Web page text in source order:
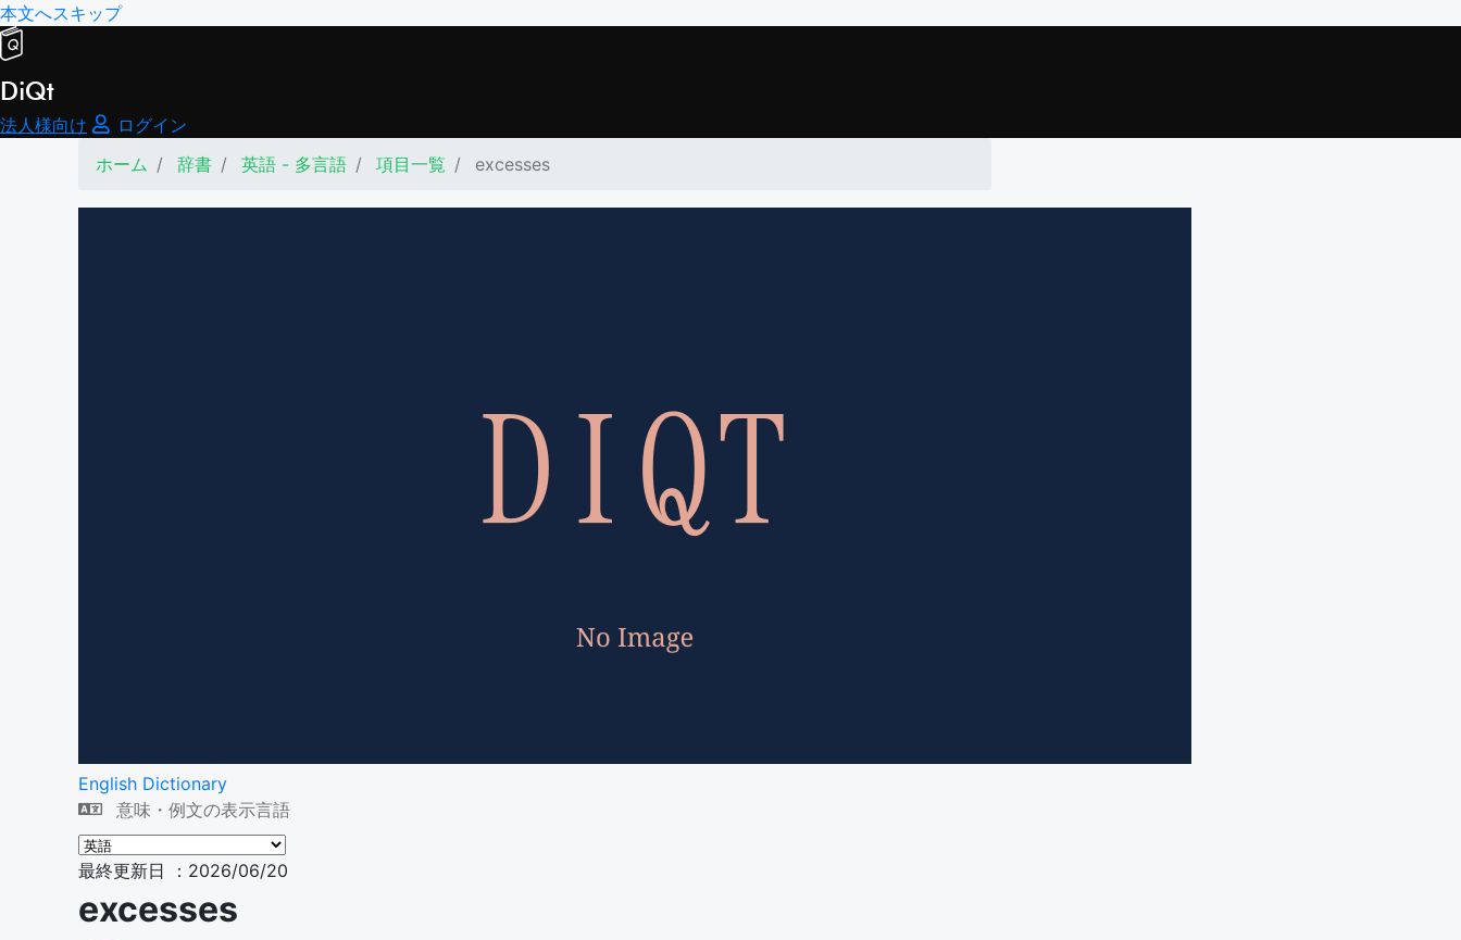
本文へスキップ
DiQt
法人様向け
ログイン
ホーム
辞書 英語 - 多言語 項目一覧 excesses
English Dictionary
意味・例文の表示言語
最終更新日 ：2026/06/20
excesses